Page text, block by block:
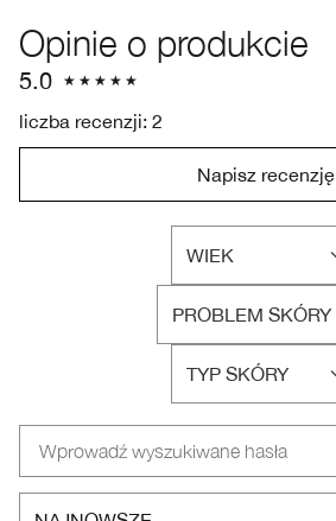
Opinie o produkcie
5.0
liczba recenzji: 2
Napisz recenzję
WIEK
FILTRUJ
RECENZJE
WEDŁUG
WIEK
PROBLEM SKÓRY
FILTRUJ
RECENZJE
WEDŁUG
PROBLEM
SKÓRY
TYP SKÓRY
FILTRUJ
RECENZJE
TYP